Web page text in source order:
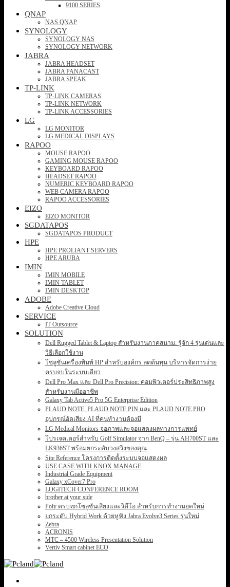
9100 SERIES
QNAP
NAS QNAP
SYNOLOGY
SYNOLOGY NAS
SYNOLOGY NETWORK
JABRA
JABRA HEADSET
JABRA PANACAST
JABRA SPEAK
TP-LINK
TP-LINK CAMERAS
TP-LINK NETWORK
TP-LINK ACCESSORIES
LG
LG MONITOR
LG MEDICAL DISPLAYS
RAPOO
MOUSE RAPOO
GAMING MOUSE RAPOO
KEYBOARD RAPOO
HEADSET RAPOO
NUMERIC KEYBOARD RAPOO
WEB CAMERA RAPOO
RAPOO ACCESSORIES
EIZO
EIZO MONITOR
SGDATAPOS
SGDATAPOS PRODUCT
HPE
HPE PROLIANT SERVERS
HPE ARUBA
IMIN
IMIN MOBILE
IMIN TABLET
IMIN DESKTOP
ADOBE
Adobe Creative Cloud
SERVICE
IT Outsource
SOLUTION
Dell Rugged Tablet & Laptop สำหรับงานภาคสนาม: รู้จัก 4 รุ่นเด่นและ
วิธีเลือกใช้งาน
โซลูชันเครื่องพิมพ์ HP สำหรับองค์กร ลดต้นทุน บริหารจัดการง่าย
ครบจบในระบบเดียว
Dell Pro Max และ Dell Pro Precision: คอมพิวเตอร์ประสิทธิภาพสูง
สำหรับงานมืออาชีพ
Galaxy Tab Active5 Pro 5G Enterprise Edition
PLAUD NOTE, PLAUD NOTE PIN และ PLAUD NOTE PRO
อุปกรณ์อัดเสียง AI ที่คนทำงานต้องมี
LG Medical Monitors จอภาพและจอแสดงผลทางการแพทย์
โปรเจคเตอร์สำหรับ Golf Simulator จาก BenQ – รุ่น AH700ST และ
LK936ST พร้อมยกระดับวงสวิงของคุณ
Site Reference โครงการติดตั้งระบบจอแสดงผล
USE CASE WITH KNOX MANAGE
Industrial Grade Equipment
Galaxy xCover7 Pro
LOGITECH CONFERENCE ROOM
brother at your side
Poly ครบทุกโซลูชันเสียงและวิดีโอ สำหรับการทำงานยุคใหม่
ยกระดับ Hybrid Work ด้วยหูฟัง Jabra Evolve3 Series รุ่นใหม่
Zebra
ACRONIS
MTC – 4500 Wireless Presentation Solution
Vertiv Smart cabinet ECO